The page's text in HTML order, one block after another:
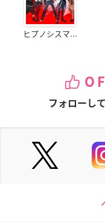
ヒプノシスマ...
フォローし